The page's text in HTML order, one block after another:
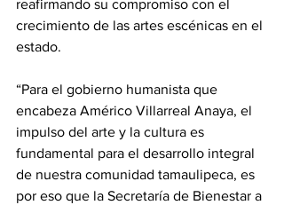
reafirmando su compromiso con el
crecimiento de las artes escénicas en el
estado.
“Para el gobierno humanista que
encabeza Américo Villarreal Anaya, el
impulso del arte y la cultura es
fundamental para el desarrollo integral
de nuestra comunidad tamaulipeca, es
por eso que la Secretaría de Bienestar a